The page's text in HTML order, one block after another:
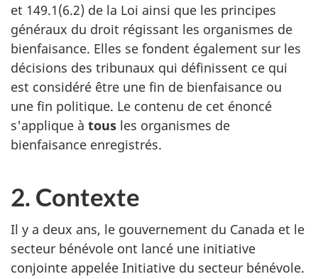
et 149.1(6.2) de la Loi ainsi que les principes
généraux du droit régissant les organismes de
bienfaisance. Elles se fondent également sur les
décisions des tribunaux qui définissent ce qui
est considéré être une fin de bienfaisance ou
une fin politique. Le contenu de cet énoncé
s'applique à tous les organismes de
bienfaisance enregistrés.
2. Contexte
Il y a deux ans, le gouvernement du Canada et le
secteur bénévole ont lancé une initiative
conjointe appelée Initiative du secteur bénévole.